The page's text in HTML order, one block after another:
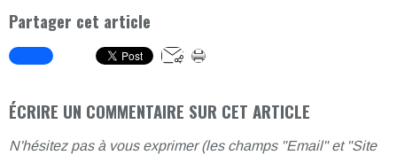
Partager cet article
ÉCRIRE UN COMMENTAIRE SUR CET ARTICLE
N'hésitez pas à vous exprimer (les champs "Email" et "Site